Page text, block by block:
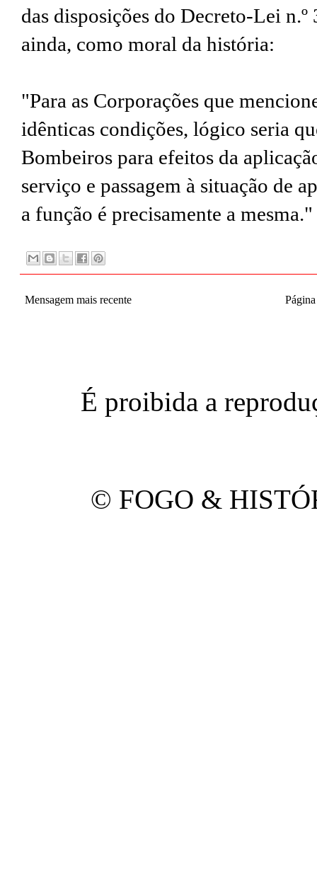
das disposições do Decreto-Lei
ainda, como moral da história:
"Para as Corporações que
idênticas condições, lógico seria
Bombeiros para efeitos da
serviço e passagem à situação de
a função é precisamente a mesma."
Mensagem mais recente
É proibida a
© FOGO &